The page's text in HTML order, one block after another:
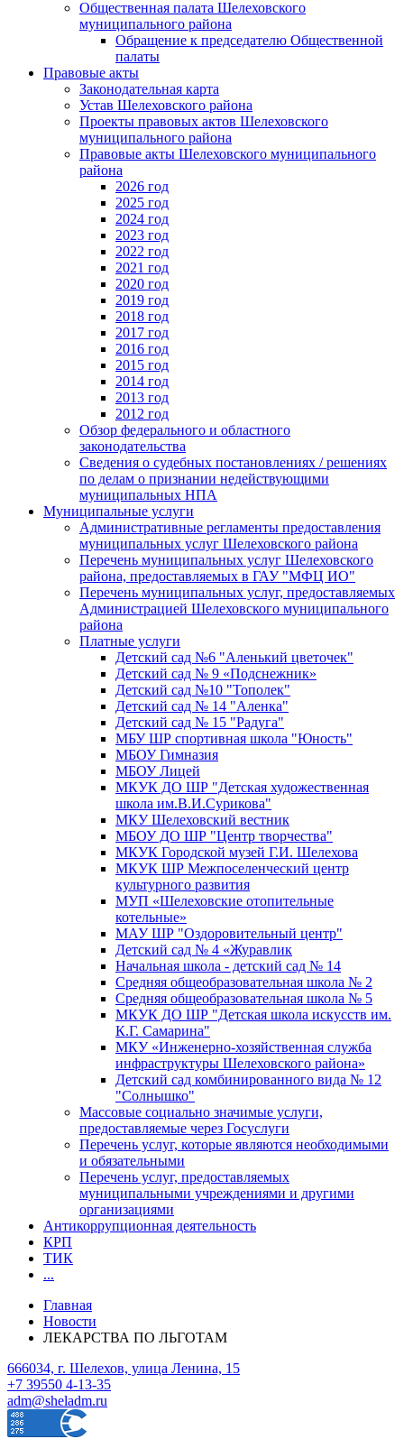
Общественная палата Шелеховского
муниципального района
Обращение к председателю Общественной
палаты
Правовые акты
Законодательная карта
Устав Шелеховского района
Проекты правовых актов Шелеховского
муниципального района
Правовые акты Шелеховского муниципального
района
2026 год
2025 год
2024 год
2023 год
2022 год
2021 год
2020 год
2019 год
2018 год
2017 год
2016 год
2015 год
2014 год
2013 год
2012 год
Обзор федерального и областного
законодательства
Сведения о судебных постановлениях / решениях
по делам о признании недействующими
муниципальных НПА
Муниципальные услуги
Административные регламенты предоставления
муниципальных услуг Шелеховского района
Перечень муниципальных услуг Шелеховского
района, предоставляемых в ГАУ "МФЦ ИО"
Перечень муниципальных услуг, предоставляемых
Администрацией Шелеховского муниципального
района
Платные услуги
Детский сад №6 "Аленький цветочек"
Детский сад № 9 «Подснежник»
Детский сад №10 "Тополек"
Детский сад № 14 "Аленка"
Детский сад № 15 "Радуга"
МБУ ШР спортивная школа "Юность"
МБОУ Гимназия
МБОУ Лицей
МКУК ДО ШР "Детская художественная
школа им.В.И.Сурикова"
МКУ Шелеховский вестник
МБОУ ДО ШР "Центр творчества"
МКУК Городской музей Г.И. Шелехова
МКУК ШР Межпоселенческий центр
культурного развития
МУП «Шелеховские отопительные
котельные»
МАУ ШР "Оздоровительный центр"
Детский сад № 4 «Журавлик
Начальная школа - детский сад № 14
Средняя общеобразовательная школа № 2
Средняя общеобразовательная школа № 5
МКУК ДО ШР "Детская школа искусств им.
К.Г. Самарина"
МКУ «Инженерно-хозяйственная служба
инфраструктуры Шелеховского района»
Детский сад комбинированного вида № 12
"Солнышко"
Массовые социально значимые услуги,
предоставляемые через Госуслуги
Перечень услуг, которые являются необходимыми
и обязательными
Перечень услуг, предоставляемых
муниципальными учреждениями и другими
организациями
Антикоррупционная деятельность
КРП
ТИК
...
Главная
Новости
ЛЕКАРСТВА ПО ЛЬГОТАМ
666034, г. Шелехов, улица Ленина, 15
+7 39550 4-13-35
adm@sheladm.ru